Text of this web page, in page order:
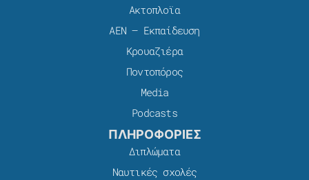
Ακτοπλοϊα
ΑΕΝ – Εκπαίδευση
Κρουαζιέρα
Ποντοπόρος
Media
Podcasts
ΠΛΗΡΟΦΟΡΙΕΣ
Διπλώματα
Ναυτικές σχολές